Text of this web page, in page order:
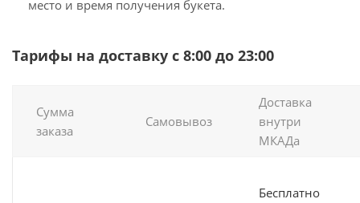
место и время получения букета.
Тарифы на доставку с 8:00 до 23:00
Сумма
заказа
Самовывоз
Доставка
внутри
МКАДа
Бесплатно